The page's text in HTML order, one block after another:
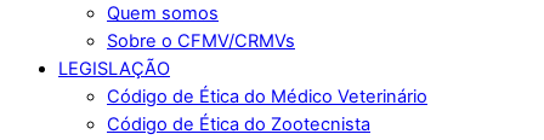
Quem somos
Sobre o CFMV/CRMVs
LEGISLAÇÃO
Código de Ética do Médico Veterinário
Código de Ética do Zootecnista